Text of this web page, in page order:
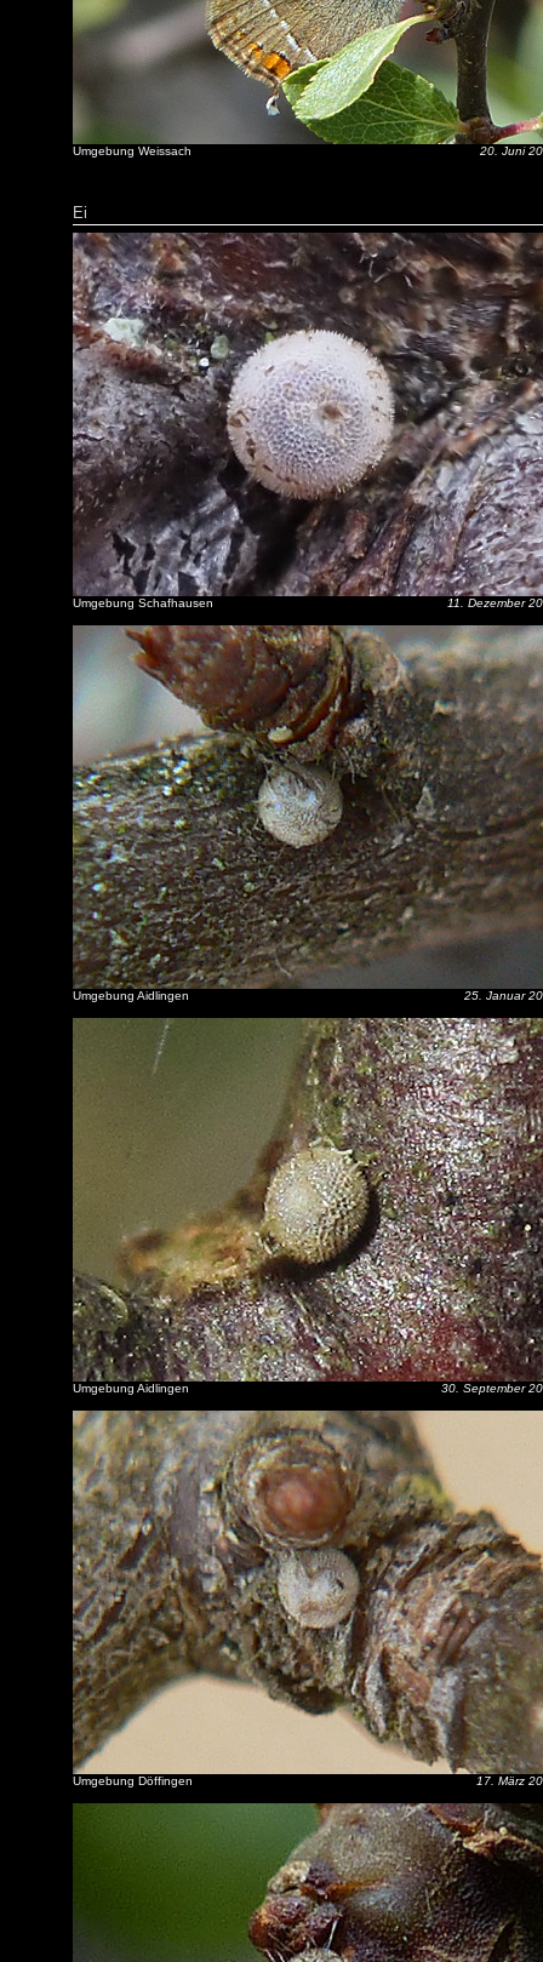
Umgebung Weissach 20. Juni
Ei
Umgebung Schafhausen 11. Dezember
Umgebung Aidlingen 25. Januar
Umgebung Aidlingen 30. September
Umgebung Döffingen 17. März